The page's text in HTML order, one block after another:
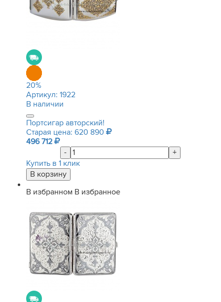
20%
Артикул: 1922
В наличии
Портсигар авторский!
Старая цена: 620 890
496 712
-
+
Купить в 1 клик
В избранном В избранное